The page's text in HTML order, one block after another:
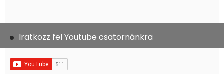
Iratkozz fel Youtube csatornánkra